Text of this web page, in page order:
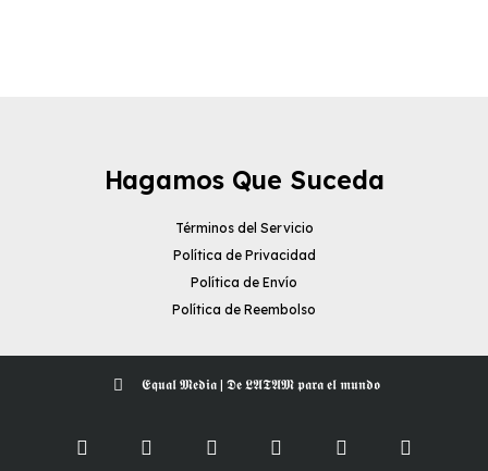
Hagamos Que Suceda
Términos del Servicio
Política de Privacidad
Política de Envío
Política de Reembolso
𝕰𝖖𝖚𝖆𝖑 𝕸𝖊𝖉𝖎𝖆 | 𝕯𝖊 𝕷𝕬𝕿𝕬𝕸 𝖕𝖆𝖗𝖆 𝖊𝖑 𝖒𝖚𝖓𝖉𝖔